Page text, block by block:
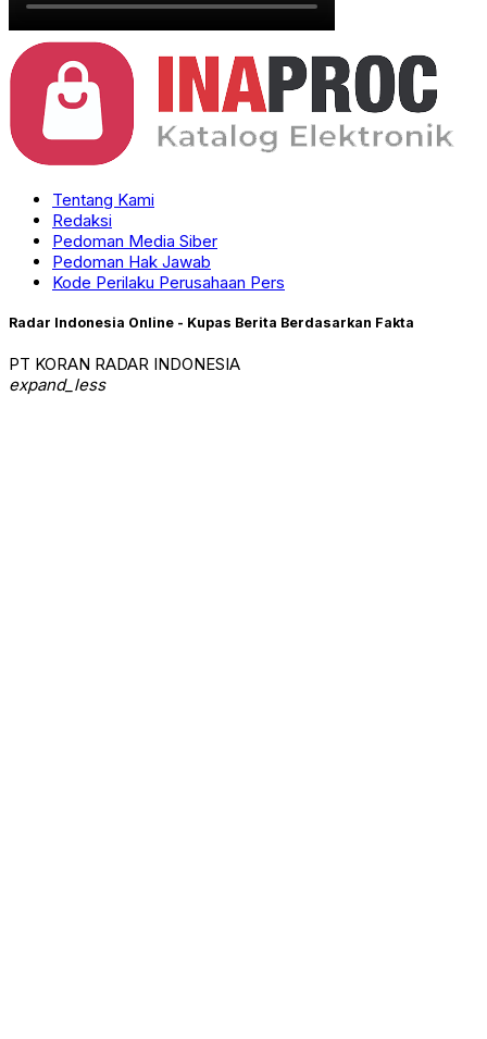
Tentang Kami
Redaksi
Pedoman Media Siber
Pedoman Hak Jawab
Kode Perilaku Perusahaan Pers
Radar Indonesia Online - Kupas Berita Berdasarkan Fakta
PT KORAN RADAR INDONESIA
expand_less